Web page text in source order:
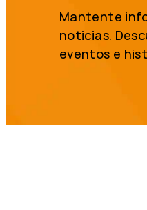
Mantente
noticias.
eventos e